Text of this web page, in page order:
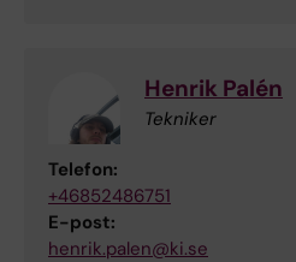
Henrik Palén
Tekniker
Telefon:
+46852486751
E-post:
henrik.palen@ki.se